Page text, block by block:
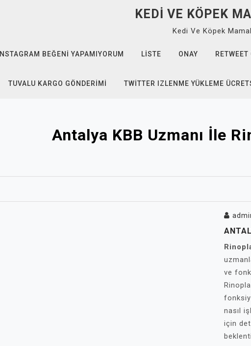
KEDI VE KÖPEK
Kedi Ve Köpek
INSTAGRAM BEĞENI YAPAMIYORUM LISTE ONAY
TUVALU KARGO GÖNDERIMI TWITTER IZLENME YÜKLEME
Antalya KBB Uzmanı İle
ve
nasıl
için